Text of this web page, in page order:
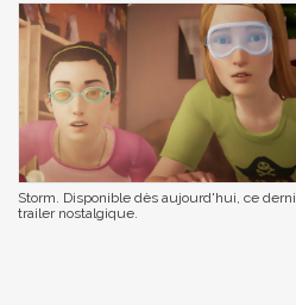
Storm. Disponible dès aujourd'hui, ce
trailer nostalgique.